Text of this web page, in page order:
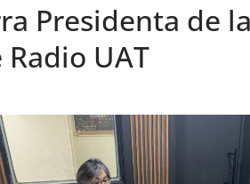
Presidenta de
UAT